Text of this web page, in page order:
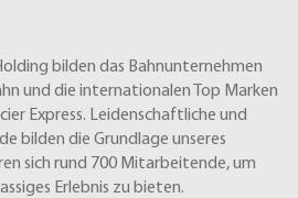
bilden das Bahnunternehmen
und die internationalen Top Marken
Express. Leidenschaftliche und
bilden die Grundlage unseres
sich rund 700 Mitarbeitende, um
Erlebnis zu bieten.